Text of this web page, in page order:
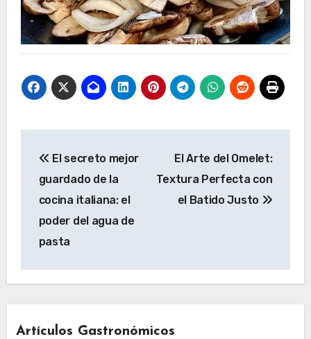
de
entradas
El secreto mejor
guardado de la
cocina italiana: el
poder del agua de
pasta
El Arte del Omelet:
Textura Perfecta con
el Batido Justo
Artículos Gastronómicos